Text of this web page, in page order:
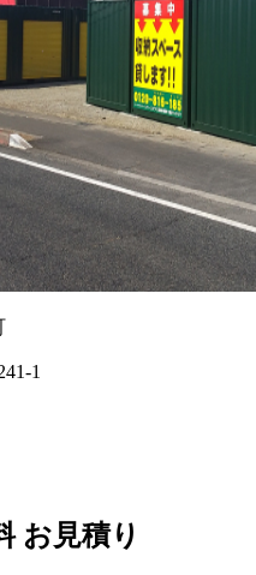
1
お見積り